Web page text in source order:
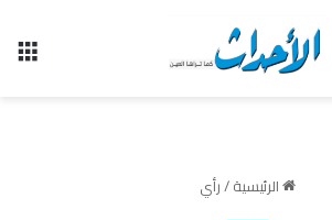
الرئيسية/رأي